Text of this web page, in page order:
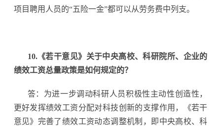
项目聘用人员的“五险一金”都可以从劳务费中列支。
10.《若干意见》关于中央高校、科研院所、企业的
绩效工资总量政策是如何规定的？
答：为进一步调动科研人员积极性主动性创造性，
更好发挥绩效工资分配对科技创新的支撑作用，《若干
意见》完善了绩效工资动态调整机制，即中央高校、科